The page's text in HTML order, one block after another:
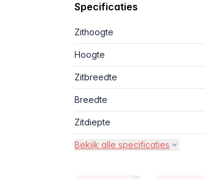
Specificaties
Zithoogte
Hoogte
Zitbreedte
Breedte
Zitdiepte
Bekijk alle specificaties